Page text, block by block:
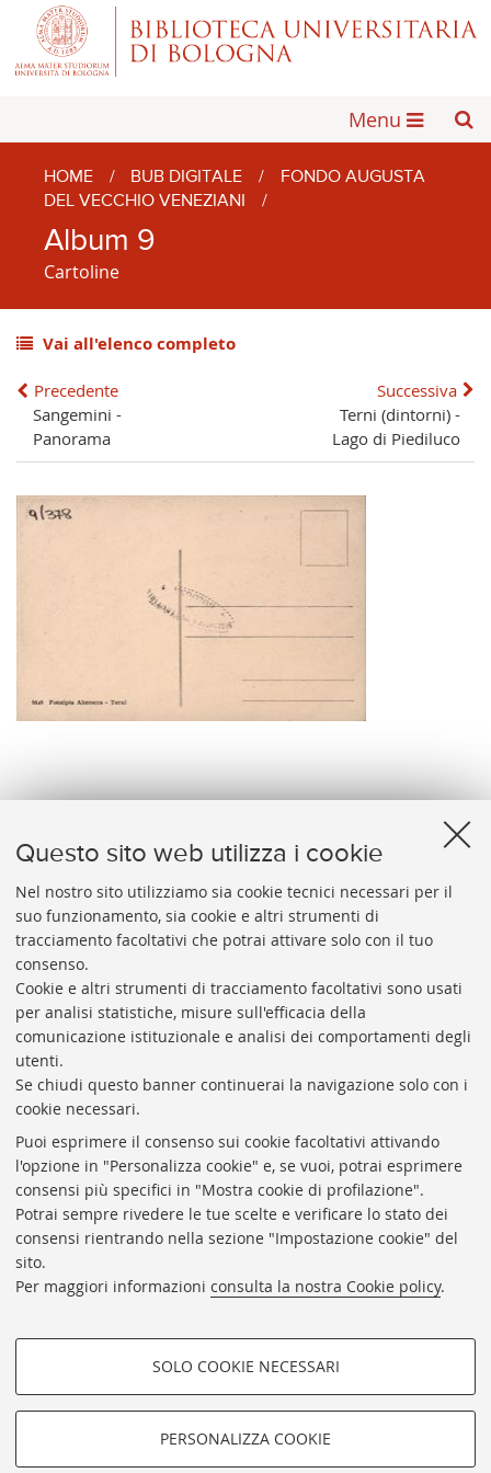
Questo sito web utilizza i cookie
Nel nostro sito utilizziamo sia cookie tecnici necessari per il
suo funzionamento, sia cookie e altri strumenti di
tracciamento facoltativi che potrai attivare solo con il tuo
consenso.
Cookie e altri strumenti di tracciamento facoltativi sono usati
per analisi statistiche, misure sull'efficacia della
comunicazione istituzionale e analisi dei comportamenti degli
utenti.
Se chiudi questo banner continuerai la navigazione solo con i
cookie necessari.
Puoi esprimere il consenso sui cookie facoltativi attivando
l'opzione in "Personalizza cookie" e, se vuoi, potrai esprimere
consensi più specifici in "Mostra cookie di profilazione".
Potrai sempre rivedere le tue scelte e verificare lo stato dei
consensi rientrando nella sezione "Impostazione cookie" del
sito.
Per maggiori informazioni consulta la nostra Cookie policy.
COOKIE DI PROFILAZIONE -
FACOLTATIVI
SOLO COOKIE NECESSARI
PERSONALIZZA COOKIE
Menu
HOME / BUB DIGITALE /
FONDO AUGUSTA
DEL VECCHIO VENEZIANI
/
Album 9
Cartoline
Vai all'elenco completo
Precedente
Sangemini -
Panorama
Successiva
Terni (dintorni) -
Lago di Piediluco
UNIVERSITARIA
Presidente: prof. Francesco Citti
Coordinatrice gestionale: Maria Pia Torricelli
Responsabile Amministrativo: Luigia Di Pumpo
Via Zamboni, 33/35 - 40126 Bologna (BO)
Tel. +39 051 2088306 - Fax +39 051 2088385
bub.info@unibo.it
bub.biblioteca@pec.unibo.it
Dove siamo
Orario dei servizi
Helpdesk
Rubrica di Ateneo
Privacy e note legali